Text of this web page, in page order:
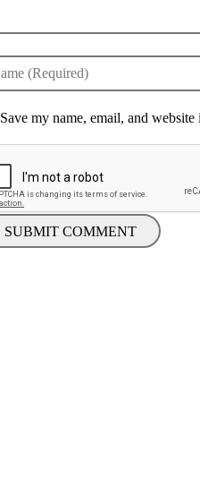
Save my name, email, and